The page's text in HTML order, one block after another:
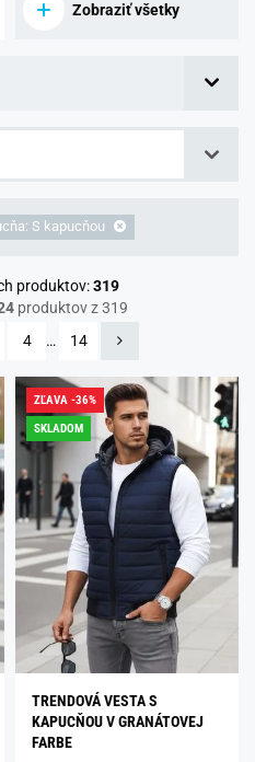
Zobraziť všetky
S kapucňou
produktov:319
produktov z 319
4 … 14
ZĽAVA -36%
SKLADOM
TRENDOVÁ VESTA S
KAPUCŇOU V GRANÁTOVEJ
FARBE